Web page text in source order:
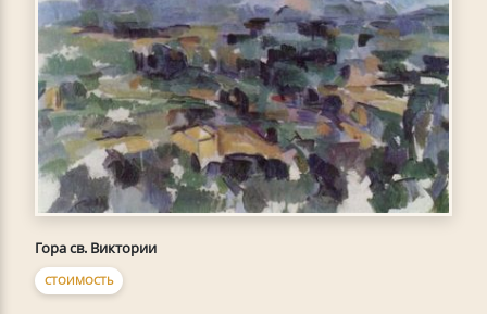
Гора св. Виктории
СТОИМОСТЬ